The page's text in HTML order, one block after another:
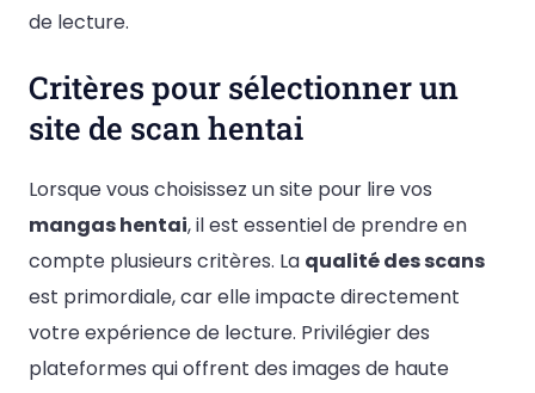
de lecture.
Critères pour sélectionner un
site de scan hentai
Lorsque vous choisissez un site pour lire vos
mangas hentai, il est essentiel de prendre en
compte plusieurs critères. La qualité des scans
est primordiale, car elle impacte directement
votre expérience de lecture. Privilégier des
plateformes qui offrent des images de haute